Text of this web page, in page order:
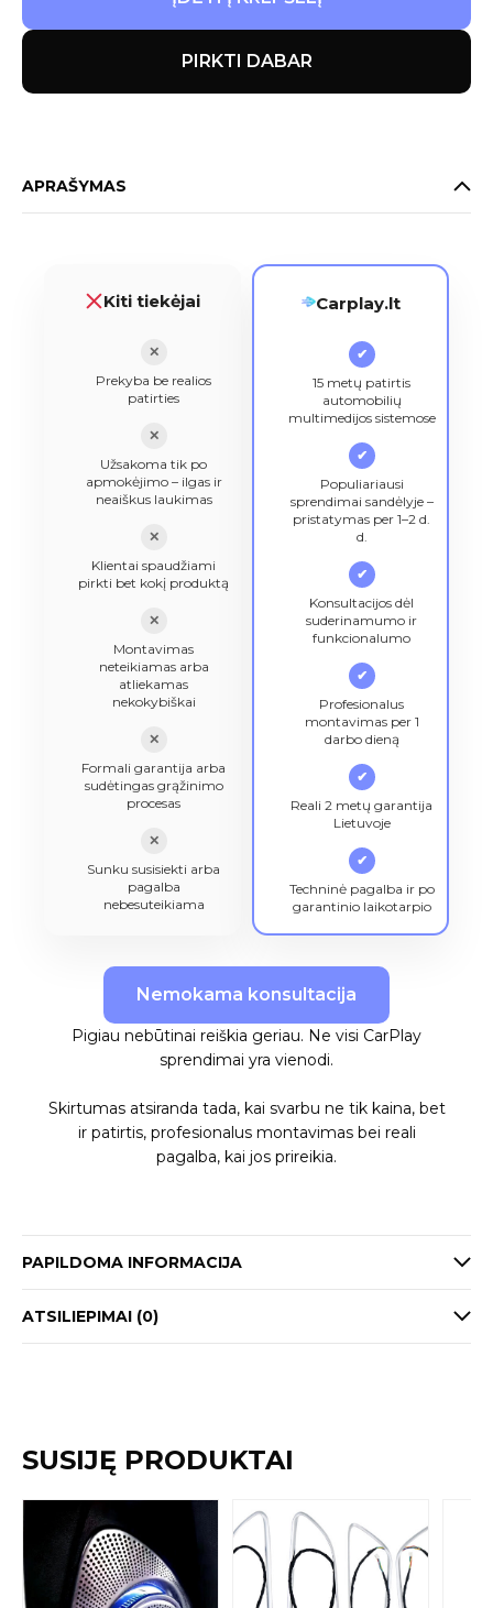
PIRKTI DABAR
APRAŠYMAS
Kiti tiekėjai
✕
Prekyba be realios
patirties
✕
Užsakoma tik po
apmokėjimo – ilgas ir
neaiškus laukimas
✕
Klientai spaudžiami
pirkti bet kokį produktą
✕
Montavimas
neteikiamas arba
atliekamas
nekokybiškai
✕
Formali garantija arba
sudėtingas grąžinimo
procesas
✕
Sunku susisiekti arba
pagalba
nebesuteikiama
Carplay.lt
✔
15 metų patirtis
automobilių
multimedijos sistemose
✔
Populiariausi
sprendimai sandėlyje –
pristatymas per 1–2 d.
d.
✔
Konsultacijos dėl
suderinamumo ir
funkcionalumo
✔
Profesionalus
montavimas per 1
darbo dieną
✔
Reali 2 metų garantija
Lietuvoje
✔
Techninė pagalba ir po
garantinio laikotarpio
Nemokama konsultacija
Pigiau nebūtinai reiškia geriau. Ne visi CarPlay
sprendimai yra vienodi.
Skirtumas atsiranda tada, kai svarbu ne tik kaina, bet
ir patirtis, profesionalus montavimas bei reali
pagalba, kai jos prireikia.
PAPILDOMA INFORMACIJA
ATSILIEPIMAI (0)
SUSIJĘ PRODUKTAI